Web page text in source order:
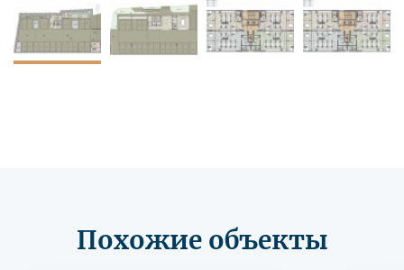
Похожие объекты